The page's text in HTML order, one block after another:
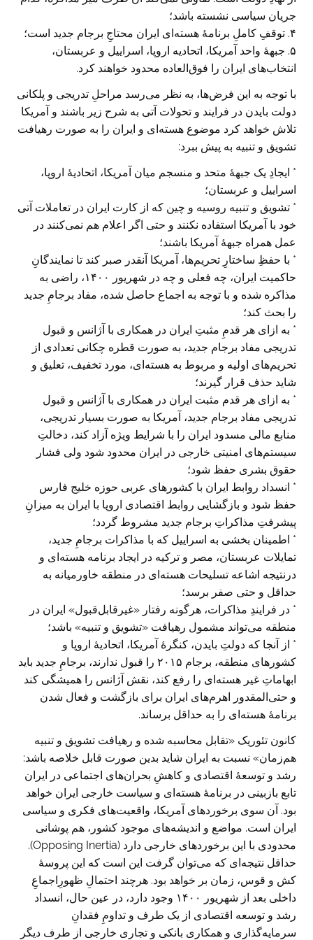
جریان سیاسی نشسته باشد؛
۴. توقفِ کاملِ برنامۀ هسته‌ای ایران محتاجِ برجام جدید است؛
۵. جبهۀ واحد آمریکا، اتحادیه اروپا، اسراییل و عربستان،
انتخاب‌های ایران را فوق‌العاده محدود خواهند کرد.
با توجه به این فرض‌ها، به نظر می‌رسد مراحلِ تدریجی و پلکانی
دولت بایدن در فرایند و تحولات آتی به شرح زیر باشند و آمریکا
تلاش خواهد کرد موضوع هسته‌ای و ایران را به صورت رهیافت
تشویق و تنبیه به پیش ببرد:
* ایجادِ یک جبهۀ متحد و منسجم میان آمریکا، اتحادیۀ اروپا،
اسراییل و عربستان؛
* تشویق و تنبیه روسیه و چین که از کارت ایران در تعاملات آتی
خود با آمریکا استفاده نکنند و حتی اگر اعلام هم نمی‌کنند در
عمل همراه جبهۀ آمریکا باشند؛
* با حفظِ ساختارِ تحریم‌ها، آمریکا آنقدر صبر کند تا نمایندگانِ
حاکمیت ایران، چه فعلی و چه در شهریور ۱۴۰۰، راضی به
مذاکره شده و با توجه به اجماع حاصل شده، مفاد برجامِ جدید
را بحث کند؛
* به ازای هر قدمِ مثبتِ ایران در همکاری با آژانس و قبول
تدریجی مفاد برجام جدید، به صورت قطره چکانی تعدادی از
تحریم‌های اولیه و مربوط به هسته‌ای، مورد تخفیف، تعلیق و
شاید حذف قرار گیرند؛
* به ازای هر قدم مثبت ایران در همکاری با آژانس و قبول
تدریجی مفاد برجام جدید، آمریکا به صورت بسیار تدریجی،
منابع مالی مسدود ایران را با شرایط ویژه آزاد کند، دخالتِ
سیستم‌های امنیتی خارجی در ایران محدود شود ولی فشار
حقوق بشری حفظ شود؛
* انسداد روابط ایران با کشورهای عربی حوزه خلیج فارس
حفظ شود و بازگشایی روابط اقتصادی اروپا با ایران به میزانِ
پیشرفتِ مذاکراتِ برجام جدید مشروط گردد؛
* اطمینان بخشی به اسراییل که با مذاکرات برجامِ جدید،
تمایلات عربستان، مصر و ترکیه در ایجاد برنامه هسته‌ای و
درنتیجه اشاعه تسلیحات هسته‌ای در منطقه خاورمیانه به
حداقل و حتی صفر برسد؛
* در فرایندِ مذاکرات، هرگونه رفتار «غیرقابل‌قبول» ایران در
منطقه می‌تواند مشمول رهیافت «تشویق و تنبیه» باشد؛
* از آنجا که دولتِ بایدن، کنگرۀ آمریکا، اتحادیۀ اروپا و
کشورهای منطقه، برجام ۲۰۱۵ را قبول ندارند، برجامِ جدید باید
ابهاماتِ غیر هسته‌ای را رفع کند، نقش آژانس را همیشگی کند
و حتی‌المقدور اهرم‌های ایران برای بازگشت و فعال شدن
برنامۀ هسته‌ای را به حداقل برساند.
کانون تئوریک «تقابل محاسبه شده و رهیافت تشویق و تنبیه
هم‌زمان» نسبت به ایران شاید بدین صورت قابل خلاصه باشد:
رشد و توسعۀ اقتصادی و کاهشِ بحران‌های اجتماعی در ایران
تابع بازبینی در برنامۀ هسته‌ای و سیاست خارجی ایران خواهد
بود. آن سوی برخوردهای آمریکا، واقعیت‌های فکری و سیاسی
ایران است. مواضع و اندیشه‌های موجود کشور، هم پوشانی
محدودی با این برخوردهای خارجی دارد (Opposing Inertia).
حداقل نتیجه‌ای که می‌توان گرفت این است که این پروسۀ
کش و قوس، زمان بر خواهد بود. هرچند احتمالِ ظهورِاجماعِ
داخلی بعد از شهریور ۱۴۰۰ وجود دارد، در عین حال، انسداد
رشد و توسعه اقتصادی از یک طرف و تداومِ فقدانِ
سرمایه‌گذاری و همکاری بانکی و تجاری خارجی از طرف دیگر